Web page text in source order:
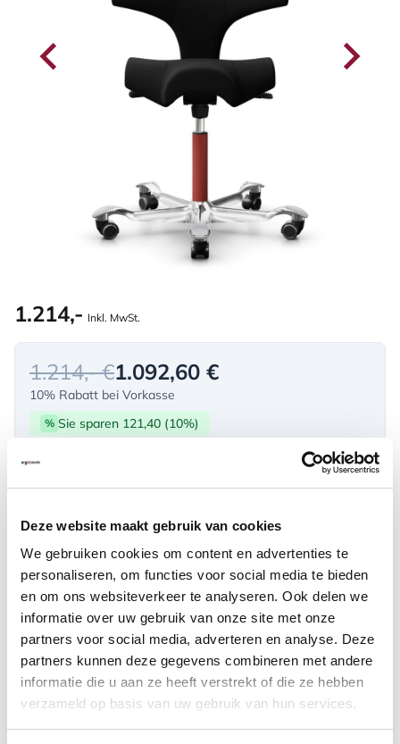
Deze website maakt gebruik van cookies
We gebruiken cookies om content en advertenties te
personaliseren, om functies voor social media te bieden
en om ons websiteverkeer te analyseren. Ook delen we
informatie over uw gebruik van onze site met onze
partners voor social media, adverteren en analyse. Deze
partners kunnen deze gegevens combineren met andere
informatie die u aan ze heeft verstrekt of die ze hebben
verzameld op basis van uw gebruik van hun services.
1.214,- Inkl. MwSt.
1.214,- €1.092,60 €
10% Rabatt bei Vorkasse
% Sie sparen 121,40 (10%)
Verfügbar
Lieferzeit: 3-6 Wochen
Anzahl:
In den Warenkorb